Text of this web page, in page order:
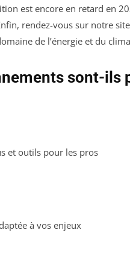
est encore en retard en
rendez-vous sur notre
de l’énergie et du
sont-ils
et outils pour les pros
à vos enjeux